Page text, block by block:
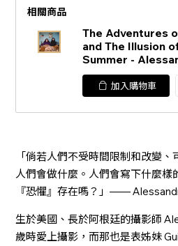
相關商品
The Adventures
and The Illusion
Summer -
加入購物車
「倘若人們不受時間限制和改變
人們會做什麼。人們會寫下什麼樣
『恐懼』存在嗎？」——
生於美國、長於阿根廷的攝影師
歲時愛上攝影，而那也是表姊妹